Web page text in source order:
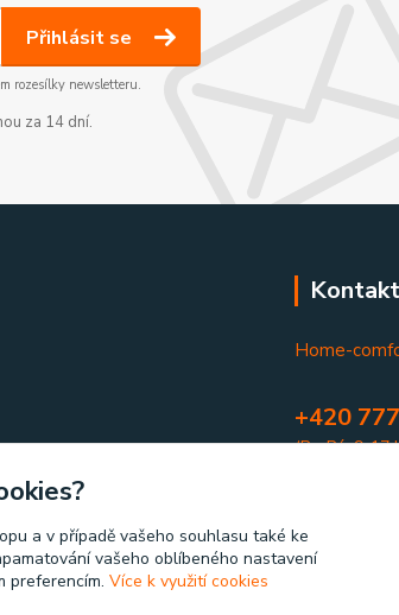
Přihlásit se
rozesílky newsletteru.
za 14 dní.
Home-
+420
(Po-Pá, 9-17
a v případě vašeho souhlasu také ke
vašeho oblíbeného nastavení
preferencím. Více k využití cookies